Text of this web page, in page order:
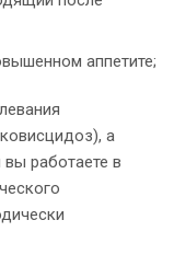
аппетите;
а
работаете в